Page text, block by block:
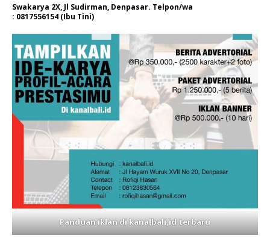
Swakarya 2X, Jl Sudirman, Denpasar. Telpon/wa
: 0817556154 (Ibu Tini)
Panduan iklan di kanalbali,id terbaru